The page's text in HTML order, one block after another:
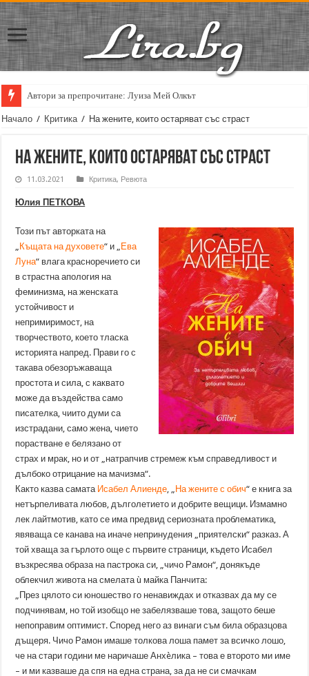
Автори за препрочитане: Луиза Мей Олкът
Начало / Критика / На жените, които остаряват със страст
На жените, които остаряват със страст
11.03.2021 Критика, Ревюта
Юлия ПЕТКОВА
Този път авторката на
„ Къщата на духовете“ и „ Ева
Луна“ влага красноречието си
в страстна апология на
феминизма, на женската
устойчивост и
непримиримост, на
творчеството, което тласка
историята напред. Прави го с
такава обезоръжаваща
простота и сила, с каквато
може да въздейства само
писателка, чиито думи са
изстрадани, само жена, чието
порастване е белязано от
страх и мрак, но и от „натрапчив стремеж към справедливост и
дълбоко отрицание на мачизма“.
Както казва самата Исабел Алиенде, „ На жените с обич“ е книга за
нетърпеливата любов, дълголетието и добрите вещици. Измамно
лек лайтмотив, като се има предвид сериозната проблематика,
явяваща се канава на иначе непринудения „приятелски“ разказ. А
той хваща за гърлото още с първите страници, където Исабел
възкресява образа на пастрока си, „чичо Рамон“, донякъде
облекчил живота на смелата ù майка Панчита:
„През цялото си юношество го ненавиждах и отказвах да му се
подчинявам, но той изобщо не забелязваше това, защото беше
непоправим оптимист. Според него аз винаги съм била образцова
дъщеря. Чичо Рамон имаше толкова лоша памет за всичко лошо,
че на стари години ме наричаше Анхèлика – това е второто ми име
– и ми казваше да спя на една страна, за да не си смачкам